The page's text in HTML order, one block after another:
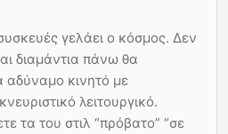
γελάει ο κόσμος. Δεν
διαμάντια πάνω θα
αδύναμο κινητό με
λειτουργικό.
τα του στιλ “πρόβατο” “σε